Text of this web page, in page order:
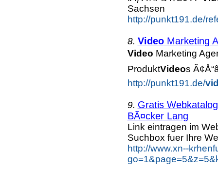
Sachsen
http://punkt191.de/
8. VideoMarketing
Video Marketing
ProduktVideos
http://punkt191.de/
9. Gratis
BÃ¤cker Lang
Link eintragen im
Suchbox fuer Ihre
http://www.xn--